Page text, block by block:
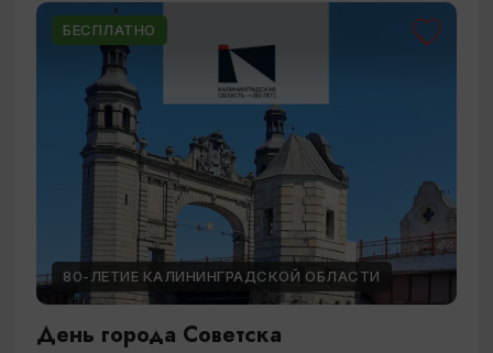
БЕСПЛАТНО
80-ЛЕТИЕ КАЛИНИНГРАДСКОЙ ОБЛАСТИ
День города Советска